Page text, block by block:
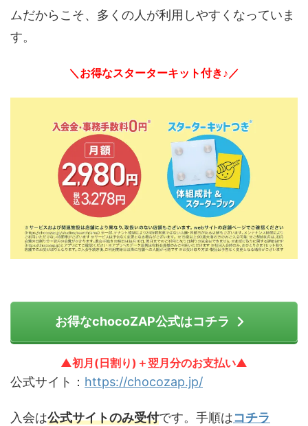
ムだからこそ、多くの人が利用しやすくなっていま
す。
＼お得なスターターキット付き♪／
お得なchocoZAP公式はコチラ
▲初月(日割り)＋翌月分のお支払い▲
公式サイト： https://chocozap.jp/
入会は公式サイトのみ受付です。手順はコチラ